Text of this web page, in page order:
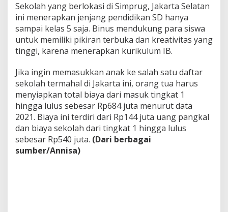
Sekolah yang berlokasi di Simprug, Jakarta Selatan
ini menerapkan jenjang pendidikan SD hanya
sampai kelas 5 saja. Binus mendukung para siswa
untuk memiliki pikiran terbuka dan kreativitas yang
tinggi, karena menerapkan kurikulum IB.
Jika ingin memasukkan anak ke salah satu daftar
sekolah termahal di Jakarta ini, orang tua harus
menyiapkan total biaya dari masuk tingkat 1
hingga lulus sebesar Rp684 juta menurut data
2021. Biaya ini terdiri dari Rp144 juta uang pangkal
dan biaya sekolah dari tingkat 1 hingga lulus
sebesar Rp540 juta. (Dari berbagai
sumber/Annisa)